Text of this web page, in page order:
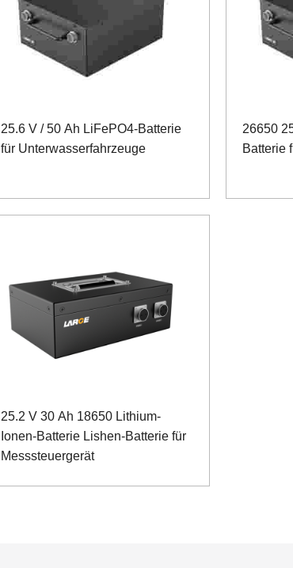
25.6 V / 50 Ah LiFePO4-Batterie
für Unterwasserfahrzeuge
26650
Batterie
25.2 V 30 Ah 18650 Lithium-
Ionen-Batterie Lishen-Batterie für
Messsteuergerät